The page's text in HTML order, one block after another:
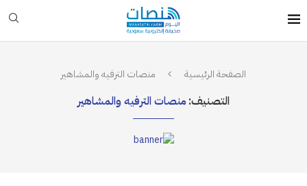
الصفحة الرئيسية منصات الترفيه والمشاهير
التصنيف: منصات الترفيه والمشاهير